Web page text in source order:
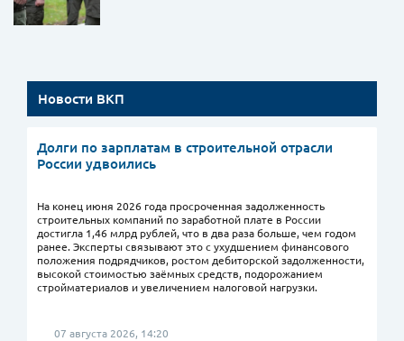
Новости ВКП
Долги по зарплатам в строительной отрасли
России удвоились
На конец июня 2026 года просроченная задолженность
строительных компаний по заработной плате в России
достигла 1,46 млрд рублей, что в два раза больше, чем годом
ранее. Эксперты связывают это с ухудшением финансового
положения подрядчиков, ростом дебиторской задолженности,
высокой стоимостью заёмных средств, подорожанием
стройматериалов и увеличением налоговой нагрузки.
07 августа 2026, 14:20